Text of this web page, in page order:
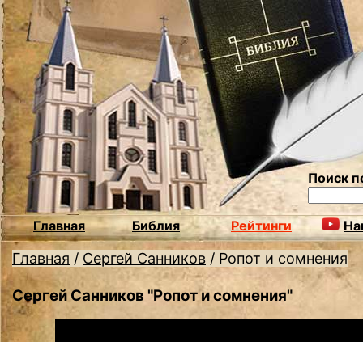
Поиск
Главная Библия Рейтинги
Главная / Сергей Санников / Ропот и сомнения
Сергей Санников "Ропот и сомнения"